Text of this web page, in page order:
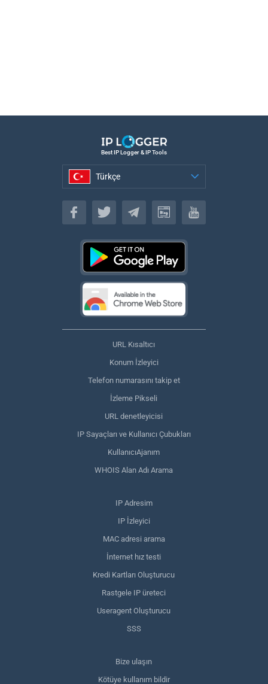
Best IP Logger & IP Tools
Türkçe
Türkçe
URL Kısaltıcı
Konum İzleyici
Telefon numarasını takip et
İzleme Pikseli
URL denetleyicisi
IP Sayaçları ve Kullanıcı Çubukları
KullanıcıAjanım
WHOIS Alan Adı Arama
IP Adresim
IP İzleyici
MAC adresi arama
İnternet hız testi
Kredi Kartları Oluşturucu
Rastgele IP üreteci
Useragent Oluşturucu
SSS
Bize ulaşın
Kötüye kullanım bildir